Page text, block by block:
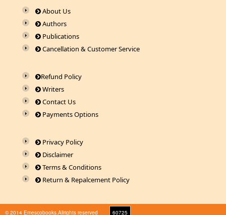
About Us
Authors
Publications
Cancellation & Customer Service
Refund Policy
Writers
Contact Us
Payments Options
Privacy Policy
Disclaimer
Terms & Conditions
Return & Repalcement Policy
© 2014 Emescobooks.Allrights reserved 60725